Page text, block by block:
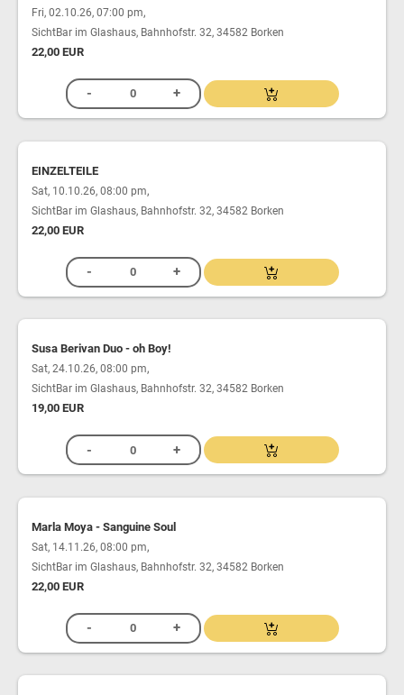
Fri, 02.10.26, 07:00 pm,
SichtBar im Glashaus, Bahnhofstr. 32, 34582 Borken
22,00 EUR
EINZELTEILE
Sat, 10.10.26, 08:00 pm,
SichtBar im Glashaus, Bahnhofstr. 32, 34582 Borken
22,00 EUR
Susa Berivan Duo - oh Boy!
Sat, 24.10.26, 08:00 pm,
SichtBar im Glashaus, Bahnhofstr. 32, 34582 Borken
19,00 EUR
Marla Moya - Sanguine Soul
Sat, 14.11.26, 08:00 pm,
SichtBar im Glashaus, Bahnhofstr. 32, 34582 Borken
22,00 EUR